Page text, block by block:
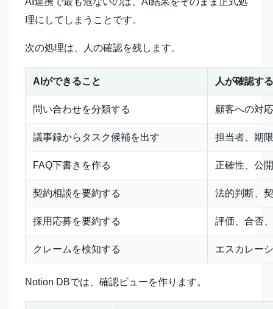
理にしてしまうことです。
次の処理は、人の確認を残します。
AIができること 人が確認す
問い合わせを分類する 顧客への対
議事録からタスク候補を出す 担当者、期
FAQ下書きを作る 正確性、公
契約相談を要約する 法的判断、
採用応募を要約する 評価、合否
クレームを検知する エスカレー
Notion DBでは、確認ビューを作ります。